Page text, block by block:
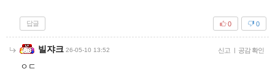
답글 0
0
빌쟈크 26-05-10 13:52 신고 공감 확인
ㅇㄷ